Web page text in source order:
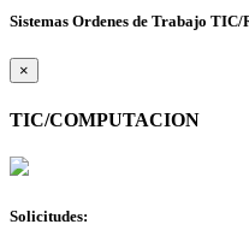
Sistemas Ordenes de Trabajo TIC/
×
TIC/COMPUTACION
Solicitudes: